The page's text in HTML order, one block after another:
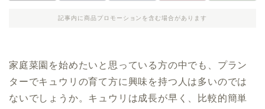
記事内に商品プロモーションを含む場合があります
家庭菜園を始めたいと思っている方の中でも、プラン
ターでキュウリの育て方に興味を持つ人は多いのでは
ないでしょうか。キュウリは成長が早く、比較的簡単